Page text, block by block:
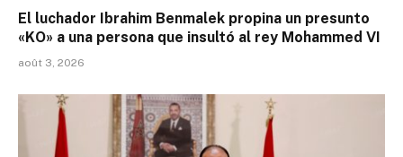
El luchador Ibrahim Benmalek propina un presunto
«KO» a una persona que insultó al rey Mohammed VI
août 3, 2026